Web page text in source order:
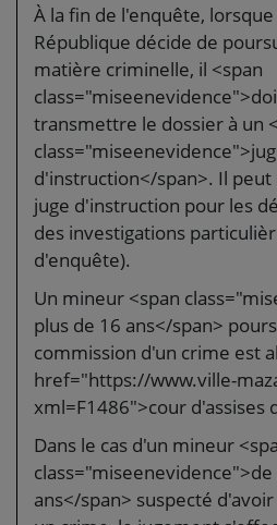
À la fin de l'enquête,
République décide de
matière criminelle, il <span
transmettre le dossier à un
d'instruction</span>. Il
juge d'instruction pour les
des investigations
d'enquête).
Un mineur <span
plus de 16 ans</span>
commission d'un crime est
href="https://www.ville-
xml=F1486">cour d'assises
Dans le cas d'un mineur
ans</span> suspecté